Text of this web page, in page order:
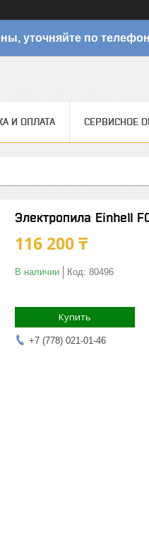
уточняйте по
И ОПЛАТА СЕРВИСНОЕ
Электропила Einhell
116 200 ₸
В наличии Код: 80496
Купить
+7 (778) 021-01-46